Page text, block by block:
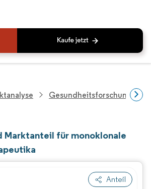
Gesundheitsforschung
Marktanteil für monoklonale
Anteil